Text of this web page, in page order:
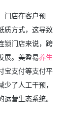
门店在客户预
质方式，这导致
锁门店来说，跨
展。美盈易养生
宝支付等支付平
了人工干预，
营生态系统。